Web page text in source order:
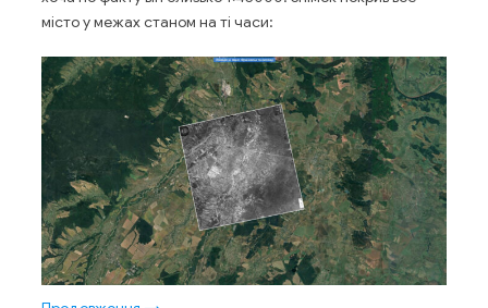
місто у межах станом на ті часи: